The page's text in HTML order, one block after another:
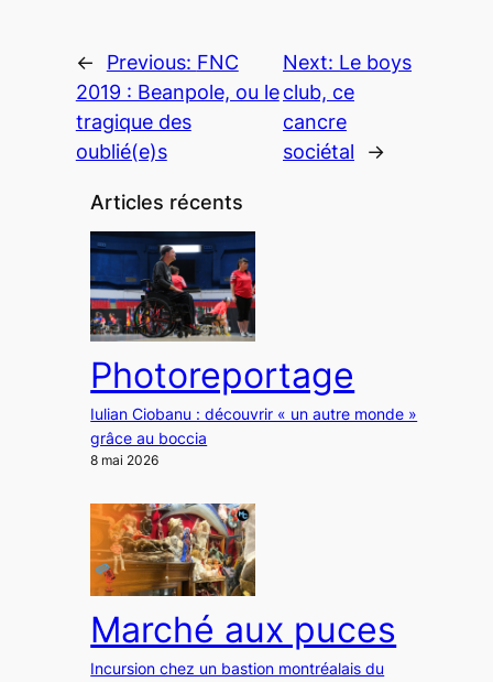
← Previous: FNC
2019 : Beanpole, ou le
tragique des
oublié(e)s
Next: Le boys
club, ce
cancre
sociétal
→
Articles récents
Photoreportage
Iulian Ciobanu : découvrir « un autre monde »
grâce au boccia
8 mai 2026
Marché aux puces
Incursion chez un bastion montréalais du